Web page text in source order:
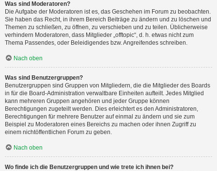
Was sind Moderatoren?
Die Aufgabe der Moderatoren ist es, das Geschehen im Forum zu beobachten.
Sie haben das Recht, in ihrem Bereich Beiträge zu ändern und zu löschen und
Themen zu schließen, zu öffnen, zu verschieben und zu teilen. Üblicherweise
verhindern Moderatoren, dass Mitglieder „offtopic“, d. h. etwas nicht zum
Thema Passendes, oder Beleidigendes bzw. Angreifendes schreiben.
Nach oben
Was sind Benutzergruppen?
Benutzergruppen sind Gruppen von Mitgliedern, die die Mitglieder des Boards
in für die Board-Administration verwaltbare Einheiten aufteilt. Jedes Mitglied
kann mehreren Gruppen angehören und jeder Gruppe können
Berechtigungen zugeteilt werden. Dies erleichtert es den Administratoren,
Berechtigungen für mehrere Benutzer auf einmal zu ändern und sie zum
Beispiel zu Moderatoren eines Bereichs zu machen oder ihnen Zugriff zu
einem nichtöffentlichen Forum zu geben.
Nach oben
Wo finde ich die Benutzergruppen und wie trete ich ihnen bei?